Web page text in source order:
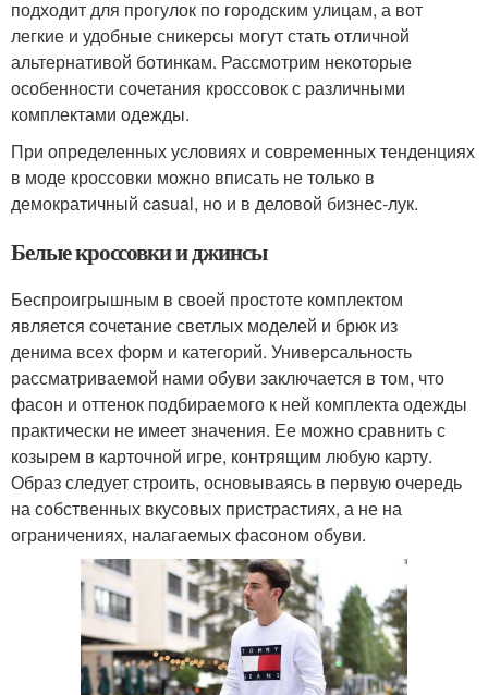
подходит для прогулок по городским улицам, а вот
легкие и удобные сникерсы могут стать отличной
альтернативой ботинкам. Рассмотрим некоторые
особенности сочетания кроссовок с различными
комплектами одежды.
При определенных условиях и современных тенденциях
в моде кроссовки можно вписать не только в
демократичный casual, но и в деловой бизнес-лук.
Белые кроссовки и джинсы
Беспроигрышным в своей простоте комплектом
является сочетание светлых моделей и брюк из
денима всех форм и категорий. Универсальность
рассматриваемой нами обуви заключается в том, что
фасон и оттенок подбираемого к ней комплекта одежды
практически не имеет значения. Ее можно сравнить с
козырем в карточной игре, контрящим любую карту.
Образ следует строить, основываясь в первую очередь
на собственных вкусовых пристрастиях, а не на
ограничениях, налагаемых фасоном обуви.